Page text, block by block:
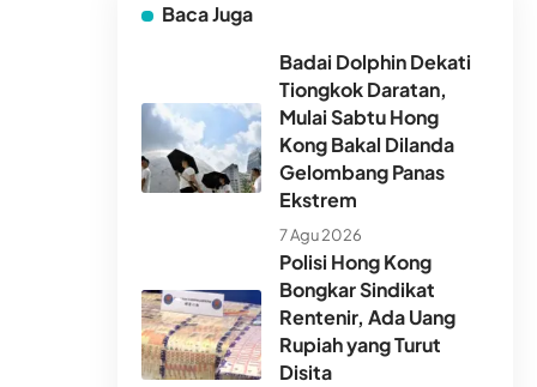
Baca Juga
Badai Dolphin Dekati
Tiongkok Daratan,
Mulai Sabtu Hong
Kong Bakal Dilanda
Gelombang Panas
Ekstrem
7 Agu 2026
Polisi Hong Kong
Bongkar Sindikat
Rentenir, Ada Uang
Rupiah yang Turut
Disita